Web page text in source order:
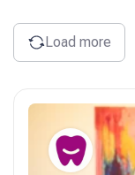
Load more